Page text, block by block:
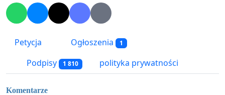
Petycja Ogłoszenia 1
Podpisy 1 810 polityka prywatności
Komentarze